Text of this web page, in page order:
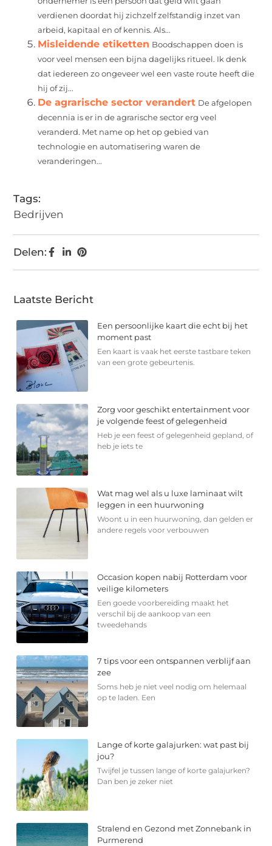
verdienen doordat hij zichzelf zelfstandig inzet van
arbeid, kapitaal en of kennis. Als...
Misleidende etiketten Boodschappen doen is
voor veel mensen een bijna dagelijks ritueel. Ik denk
dat iedereen zo ongeveer wel een vaste route heeft die
hij of zij...
De agrarische sector verandert De afgelopen
decennia is er in de agrarische sector erg veel
veranderd. Met name op het op gebied van
technologie en automatisering waren de
veranderingen...
Tags:
Bedrijven
Delen:
Laatste Bericht
Een persoonlijke kaart die echt bij het
moment past
Een kaart is vaak het eerste tastbare teken
van een grote gebeurtenis.
Zorg voor geschikt entertainment voor
je volgende feest of gelegenheid
Heb je een feest of gelegenheid gepland, of
heb je iets te
Wat mag wel als u luxe laminaat wilt
leggen in een huurwoning
Woont u in een huurwoning, dan gelden er
andere regels voor verbouwen
Occasion kopen nabij Rotterdam voor
veilige kilometers
Een goede voorbereiding maakt het
verschil bij de aankoop van een
tweedehands
7 tips voor een ontspannen verblijf aan
zee
Soms heb je niet veel nodig om helemaal
op te laden. Een
Lange of korte galajurken: wat past bij
jou?
Twijfel je tussen lange of korte galajurken?
Dan ben je zeker niet
Stralend en Gezond met Zonnebank in
Purmerend